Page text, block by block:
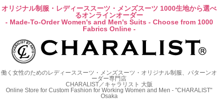
オリジナル制服・レディーススーツ・メンズスーツ 1000生地から選べ
るオンラインオーダー
- Made-To-Order Women's and Men's Suits - Choose from 1000
Fabrics Online -
働く女性のためのレディーススーツ・メンズスーツ・オリジナル制服、パターンオ
ーダー専門店
CHARALIST／キャラリスト 大阪
Online Store for Custom Fashion for Working Women and Men - "CHARALIST"
Osaka